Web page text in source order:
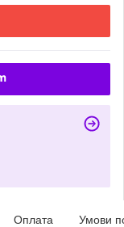
Оплата Умови